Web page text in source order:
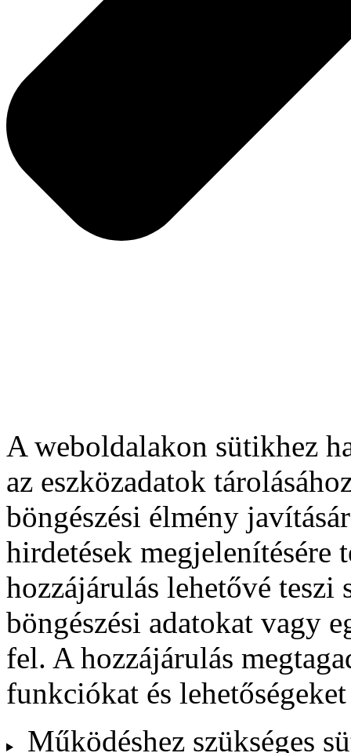
A weboldalakon sütikhez
az eszközadatok
böngészési élmény
hirdetések megjelenítésére
hozzájárulás lehetővé
böngészési adatokat vagy
fel. A hozzájárulás
funkciókat és
Működéshez szükséges